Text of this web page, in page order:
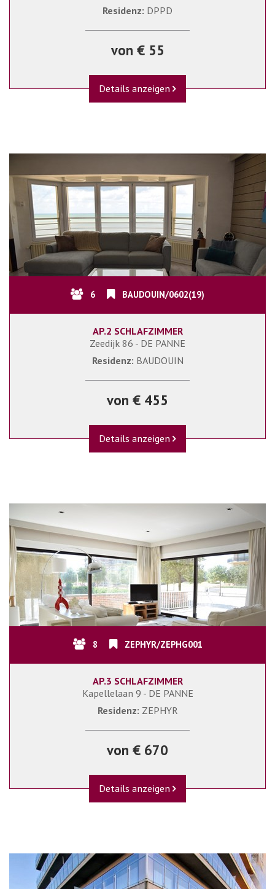
Residenz: DPPD
von € 55
Details anzeigen
6 BAUDOUIN/0602(19)
AP.2 SCHLAFZIMMER
Zeedijk 86 - DE PANNE
Residenz: BAUDOUIN
von € 455
Details anzeigen
8 ZEPHYR/ZEPHG001
AP.3 SCHLAFZIMMER
Kapellelaan 9 - DE PANNE
Residenz: ZEPHYR
von € 670
Details anzeigen